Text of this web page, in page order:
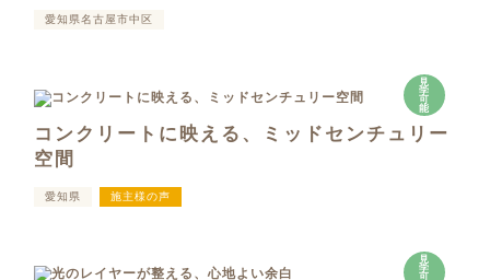
愛知県名古屋市中区
見
学
可
能
コンクリートに映える、ミッドセンチュリー
空間
愛知県 施主様の声
見
学
可